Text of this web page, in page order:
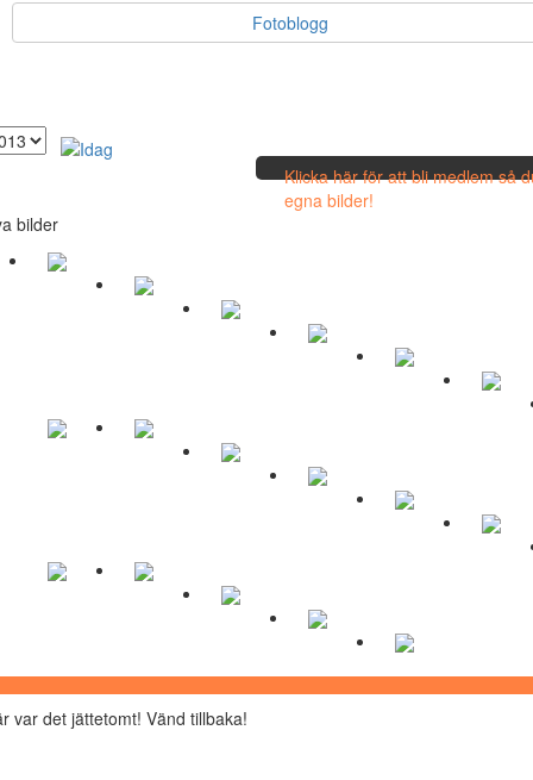
Fotoblogg
Klicka här för att bli medlem så
egna bilder!
bilder
var det jättetomt! Vänd tillbaka!